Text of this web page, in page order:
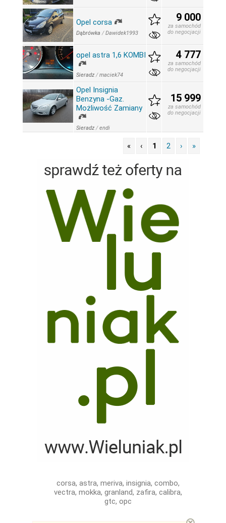
Opel corsa
Dąbrówka /Dawidek1993
9 000
za samochód
do negocjacji
opel astra 1,6 KOMBI
Sieradz /maciek74
4 777
za samochód
do negocjacji
Opel Insignia
Benzyna -Gaz.
Możliwość Zamiany
Sieradz /endi
15 999
za samochód
do negocjacji
« ‹ 1 2 › »
corsa, astra, meriva, insignia, combo,
vectra, mokka, granland, zafira, calibra,
gtc, opc